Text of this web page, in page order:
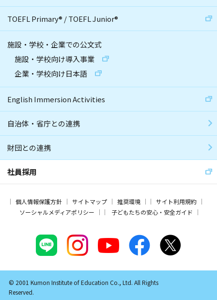
TOEFL Primary® /TOEFL Junior®
施設・学校・企業での公文式
施設・学校向け導入事業
企業・学校向け日本語
English Immersion Activities
自治体・省庁との連携
財団との連携
社員採用
個人情報保護方針 サイトマップ 推奨環境
サイト利用規約
ソーシャルメディアポリシー
子どもたちの安心・安全ガイド
© 2001 Kumon Institute of Education Co., Ltd. All Rights
Reserved.